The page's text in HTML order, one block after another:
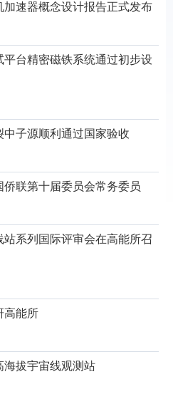
速器概念设计报告正式发布
台精密磁铁系统通过初步设
子源顺利通过国家验收
联第十届委员会常务委员
系列国际评审会在高能所召
高能所
海拔宇宙线观测站